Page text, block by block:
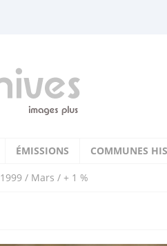
ÉMISSIONS COMMUNES
1999 / Mars / + 1 %